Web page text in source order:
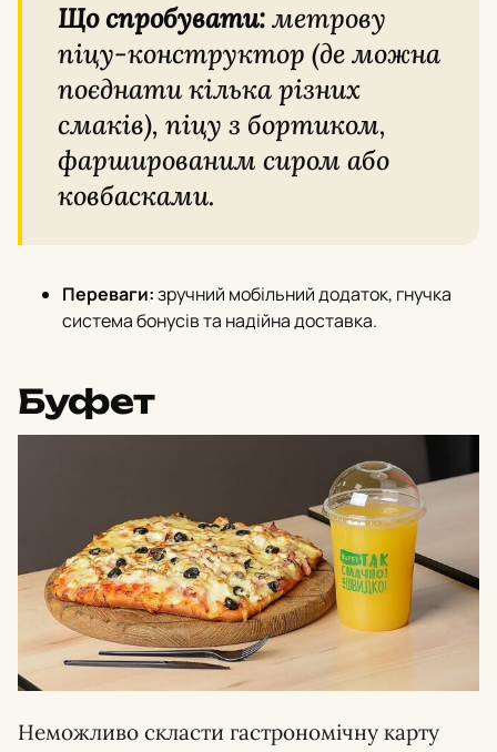
Що спробувати:метрову
піцу-конструктор (де можна
поєднати кілька різних
смаків), піцу з бортиком,
фаршированим сиром або
ковбасками.
Переваги:зручний мобільний додаток, гнучка
система бонусів та надійна доставка.
Буфет
Неможливо скласти гастрономічну карту